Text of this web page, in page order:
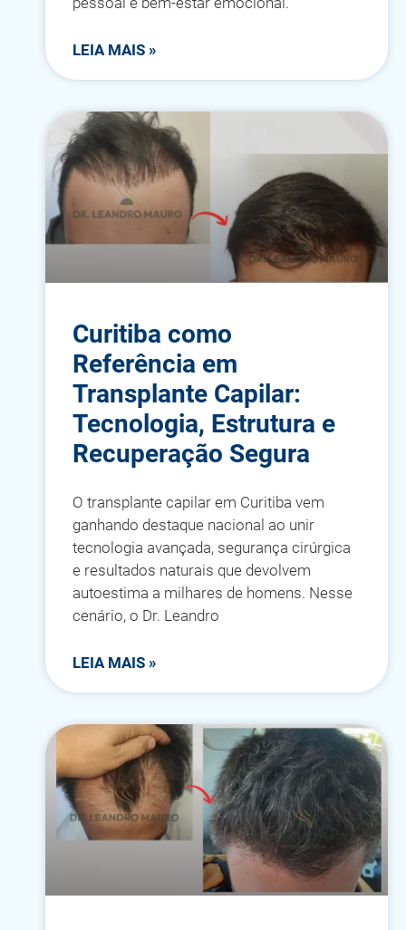
LEIA MAIS »
Curitiba como
Referência em
Transplante Capilar:
Tecnologia, Estrutura e
Recuperação Segura
O transplante capilar em Curitiba vem
ganhando destaque nacional ao unir
tecnologia avançada, segurança cirúrgica
e resultados naturais que devolvem
autoestima a milhares de homens. Nesse
cenário, o Dr. Leandro
LEIA MAIS »